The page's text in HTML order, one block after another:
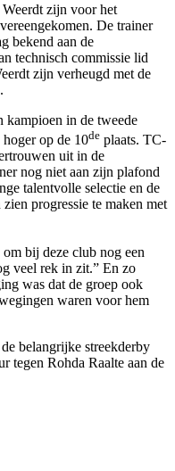
zijn voor het
De trainer
bekend aan de
technisch commissie lid
zijn verheugd met de
kampioen in de tweede
hoger op de 10de plaats. TC-
uit in de
nog niet aan zijn plafond
talentvolle selectie en de
progressie te maken met
bij deze club nog een
veel rek in zit.” En zo
was dat de groep ook
waren voor hem
belangrijke streekderby
tegen Rohda Raalte aan de